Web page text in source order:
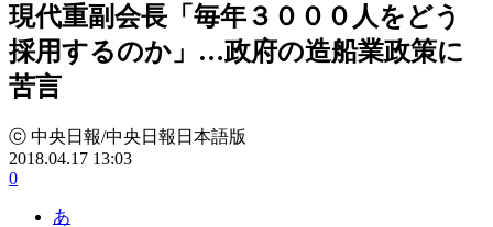
現代重副会長「毎年３０００人をどう
採用するのか」…政府の造船業政策に
苦言
ⓒ 中央日報/中央日報日本語版
2018.04.17 13:03
0
あ